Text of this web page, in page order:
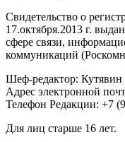
Свидетельство о
17.октября.2013 г.
сфере связи,
коммуникаций
Шеф-редактор: Кутявин
Адрес электронной
Телефон Редакции: +7
Для лиц старше 16 лет.